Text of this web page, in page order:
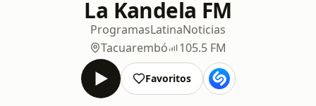
La Kandela FM
ProgramasLatinaNoticias
Tacuarembó
105.5 FM
Favoritos